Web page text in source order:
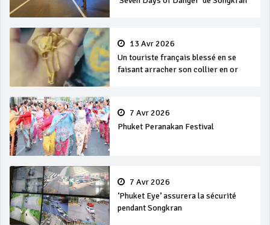
13 Avr 2026
Un touriste français blessé en se
faisant arracher son collier en or
7 Avr 2026
Phuket Peranakan Festival
7 Avr 2026
‘Phuket Eye’ assurera la sécurité
pendant Songkran